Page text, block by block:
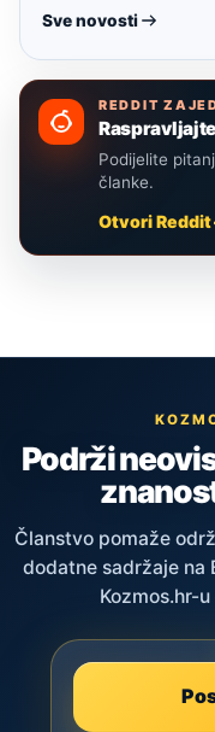
Sve novosti
REDDIT
Podijelite
članke.
Otvori Reddit
Podrži
Članstvo pomaže
dodatne sadržaje na
Kozmos.hr-